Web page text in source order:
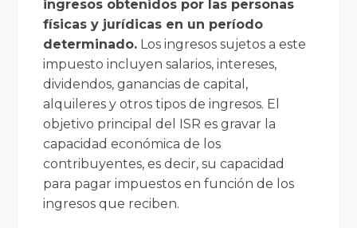
ingresos obtenidos por las personas
físicas y jurídicas en un período
determinado. Los ingresos sujetos a este
impuesto incluyen salarios, intereses,
dividendos, ganancias de capital,
alquileres y otros tipos de ingresos. El
objetivo principal del ISR es gravar la
capacidad económica de los
contribuyentes, es decir, su capacidad
para pagar impuestos en función de los
ingresos que reciben.